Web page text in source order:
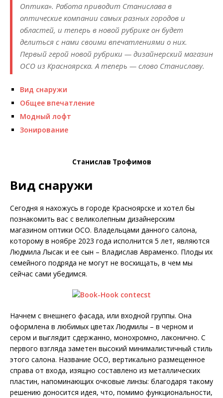
Оптика». Работа приводит Станислава в
оптические компании самых разных городов и
областей, и теперь в новой рубрике он будет
делиться с нами своими впечатлениями о них.
Первый герой новой рубрики — дизайнерский магазин
OCO из Красноярска. А теперь — слово Станиславу.
Вид снаружи
Общее впечатление
Модный лофт
Зонирование
Станислав Трофимов
Вид снаружи
Сегодня я нахожусь в городе Красноярске и хотел бы
познакомить вас с великолепным дизайнерским
магазином оптики OCO. Владельцами данного салона,
которому в ноябре 2023 года исполнится 5 лет, являются
Людмила Лысак и ее сын – Владислав Авраменко. Плоды их
семейного подряда не могут не восхищать, в чем мы
сейчас сами убедимся.
Начнем с внешнего фасада, или входной группы. Она
оформлена в любимых цветах Людмилы – в черном и
сером и выглядит сдержанно, монохромно, лаконично. С
первого взгляда заметен высокий минималистичный стиль
этого салона. Название ОСО, вертикально размещенное
справа от входа, изящно составлено из металлических
пластин, напоминающих очковые линзы: благодаря такому
решению доносится идея, что, помимо функциональности,